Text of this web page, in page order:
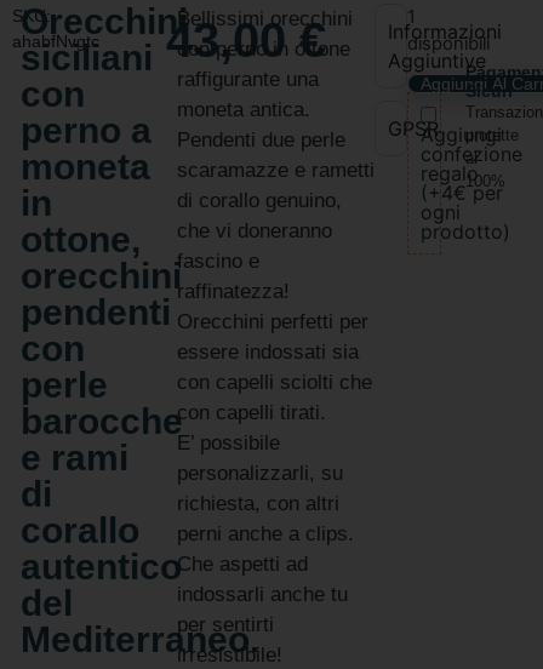
SKU:
ahabfNvgtc
Orecchini
siciliani
con
perno a
moneta
in
ottone,
orecchini
pendenti
con
perle
barocche
e rami
di
corallo
autentico
del
Mediterraneo.
43,00€
Bellissimi orecchini
con perno in ottone
raffigurante una
moneta antica.
Pendenti due perle
scaramazze e rametti
di corallo genuino,
che vi doneranno
fascino e
raffinatezza!
Orecchini perfetti per
essere indossati sia
con capelli sciolti che
con capelli tirati.
E’ possibile
personalizzarli, su
richiesta, con altri
perni anche a clips.
Che aspetti ad
indossarli anche tu
per sentirti
irresistibile!
Informazioni
Aggiuntive
GPSR
1
disponibili
Aggiungi Al
Aggiungi
confezione
regalo
(+4€ per
ogni
prodotto)
Sicuri
protette
al
100%